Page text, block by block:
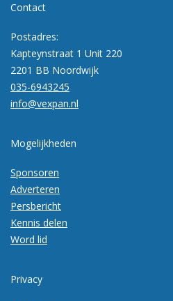
Contact
Postadres:
Kapteynstraat 1 Unit 220
2201 BB Noordwijk
035-6943245
info@vexpan.nl
Mogelijkheden
Sponsoren
Adverteren
Persbericht
Kennis delen
Word lid
Privacy